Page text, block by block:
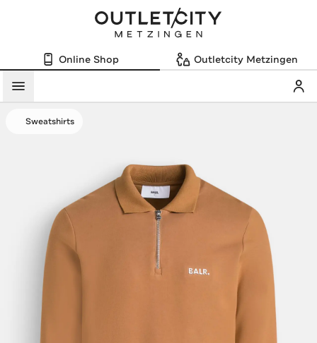
Online Shop Outletcity Metzingen
Menü
Sweatshirts